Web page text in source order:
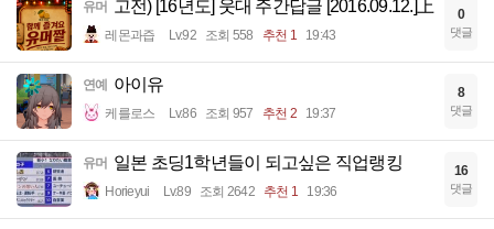
유머 고전) [16년도] 웃대 주간답글 [2016.09.12.]上
레몬과즙 Lv.92 조회 558 추천 1 19:43
0
댓글
연예 아이유
케를로스 Lv.86 조회 957 추천 2 19:37
8
댓글
유머 일본 초딩1학년들이 되고싶은 직업랭킹
Horieyui Lv.89 조회 2642 추천 1 19:36
16
댓글